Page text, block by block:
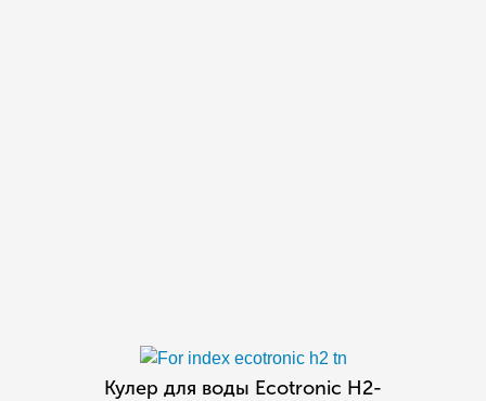
Кулер для воды Ecotronic H2-